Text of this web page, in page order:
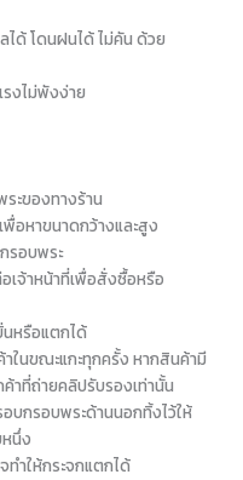
ได้ โดนฝนได้ ไม่คัน ด้วย
รงไม่พังง่าย
ะของทางร้าน
อหาขนาดกว้างและสูง
รอบพระ
เจ้าหน้าที่เพื่อสั่งซื้อหรือ
นหรือแตกได้
ในขณะแกะทุกครั้ง หากสินค้ามี
าที่ถ่ายคลิปรับรองเท่านั้น
อบกรอบพระด้านนอกทิ้งไว้ให้
หนึ่ง
ทำให้กระจกแตกได้